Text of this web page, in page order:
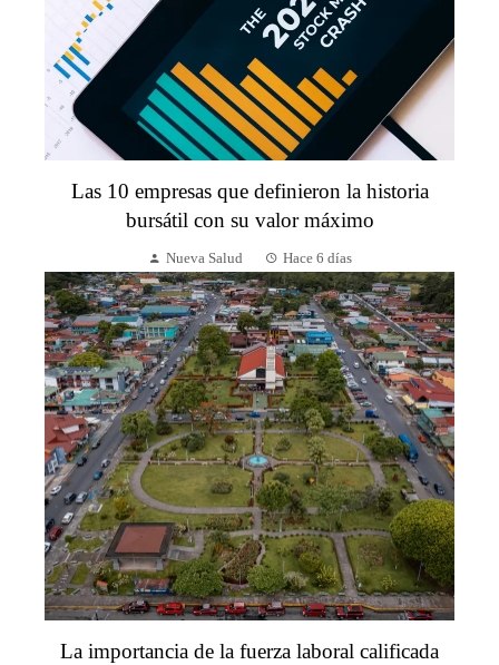
Las 10 empresas que definieron la historia
bursátil con su valor máximo
Nueva Salud Hace 6 días
La importancia de la fuerza laboral calificada